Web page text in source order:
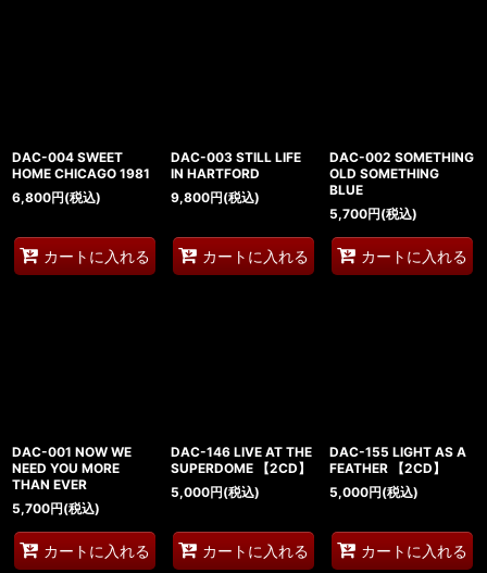
DAC-004 SWEET
HOME CHICAGO 1981
6,800円(税込)
カートに入れる
DAC-003 STILL LIFE
IN HARTFORD
9,800円(税込)
カートに入れる
DAC-002 SOMETHING
OLD SOMETHING
BLUE
5,700円(税込)
カートに入れる
DAC-001 NOW WE
NEED YOU MORE
THAN EVER
5,700円(税込)
カートに入れる
DAC-146 LIVE AT THE
SUPERDOME 【2CD】
5,000円(税込)
カートに入れる
DAC-155 LIGHT AS A
FEATHER 【2CD】
5,000円(税込)
カートに入れる